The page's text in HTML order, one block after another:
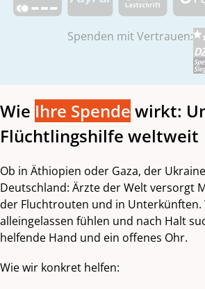
Spenden mit Vertrauen:
Wie Ihre Spende wirkt:
Flüchtlingshilfe weltweit
Ob in Äthiopien oder Gaza, der
Deutschland: Ärzte der Welt versorgt
der Fluchtrouten und in Unterkünften.
alleingelassen fühlen und nach Halt
helfende Hand und ein offenes Ohr.
Wie wir konkret helfen: